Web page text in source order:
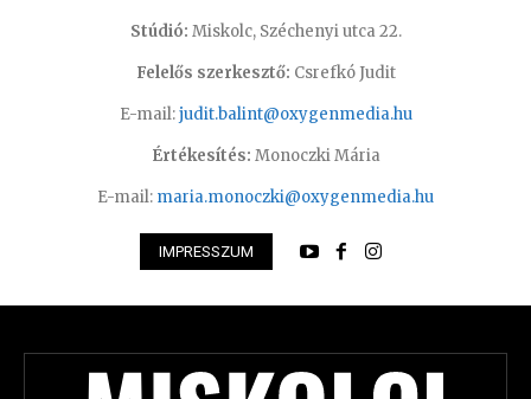
Stúdió: Miskolc, Széchenyi utca 22.
Felelős szerkesztő: Csrefkó Judit
E-mail:judit.balint@oxygenmedia.hu
Értékesítés: Monoczki Mária
E-mail: maria.monoczki@oxygenmedia.hu
IMPRESSZUM